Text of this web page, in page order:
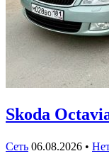
Skoda
Сеть 06.08.2026 •